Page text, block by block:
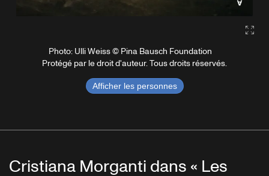
Photo: Ulli Weiss © Pina Bausch Foundation
Protégé par le droit d'auteur. Tous droits réservés.
Afficher les personnes
Cristiana Morganti dans « Les